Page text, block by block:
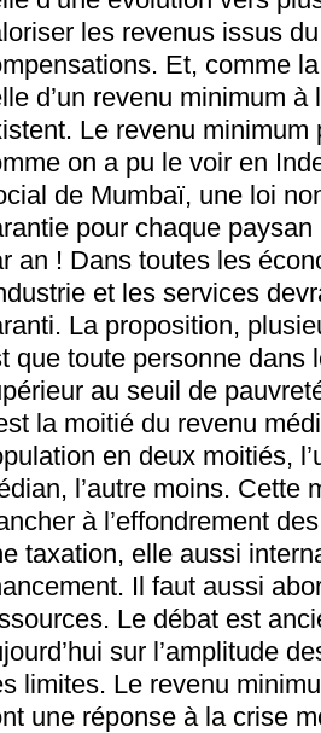
les revenus issus
Et, comme
d’un revenu minimum
Le revenu
on a pu le voir en
de Mumbaï, une loi
pour chaque
an ! Dans toutes les
et les services
La proposition,
que toute personne dans
au seuil de
la moitié du revenu
en deux moitiés,
l’autre moins. Cette
à l’effondrement
taxation, elle aussi
Il faut aussi
Le débat est
sur l’amplitude
limites. Le revenu
une réponse à la crise